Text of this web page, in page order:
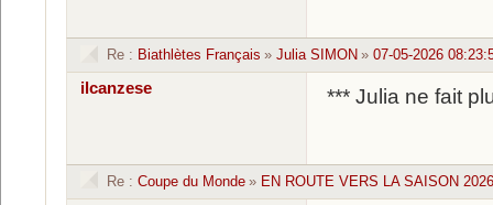
Re : Biathlètes Français » Julia SIMON » 07-05-2026
ilcanzese *** Julia ne fait
Re : Coupe du Monde » EN ROUTE VERS LA SAISON